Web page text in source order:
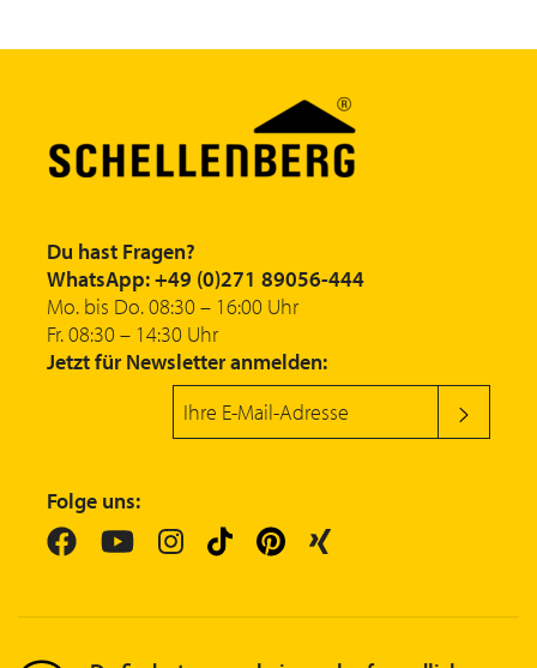
Du hast Fragen?
WhatsApp: +49 (0)271 89056-444
Mo. bis Do. 08:30 – 16:00 Uhr
Fr. 08:30 – 14:30 Uhr
Jetzt für Newsletter anmelden:
Folge uns: